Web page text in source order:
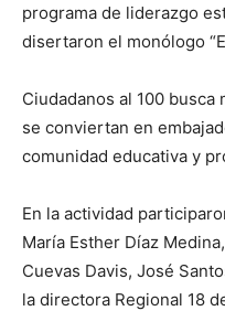
programa de liderazgo
disertaron el monólogo
Ciudadanos al 100
se conviertan en
comunidad educativa y
En la actividad
María Esther Díaz
Cuevas Davis, José
la directora Regional 18